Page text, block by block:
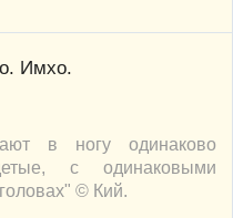
Имхо.
в ногу одинаково
с одинаковыми
© Кий.